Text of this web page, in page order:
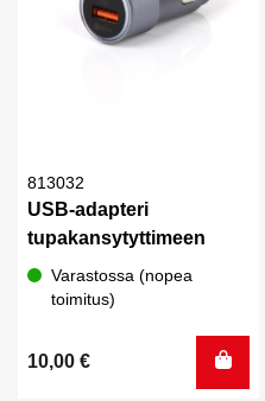
813032
USB-adapteri
tupakansytyttimeen
Varastossa (nopea
toimitus)
10,00 €